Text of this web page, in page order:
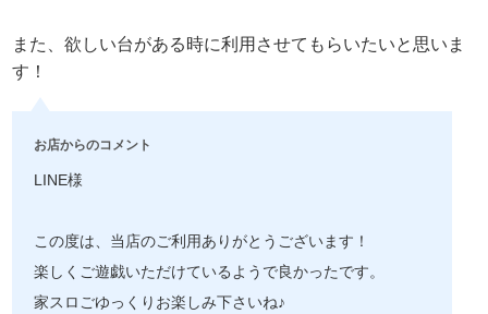
また、欲しい台がある時に利用させてもらいたいと思いま
す！
お店からのコメント
LINE様
この度は、当店のご利用ありがとうございます！
楽しくご遊戯いただけているようで良かったです。
家スロごゆっくりお楽しみ下さいね♪